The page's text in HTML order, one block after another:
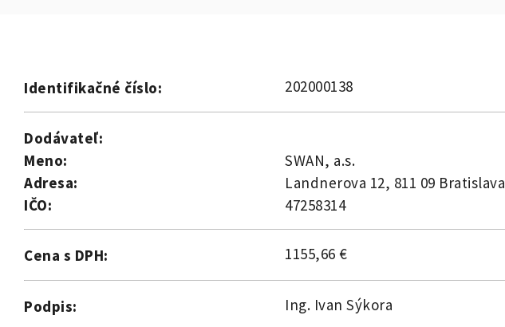
Identifikačné číslo: 202000138
Dodávateľ:
Meno:
SWAN, a.s.
Adresa:
Landnerova 12, 811 09 Bratislava
IČO:
47258314
Cena s DPH: 1155,66 €
Podpis: Ing. Ivan Sýkora